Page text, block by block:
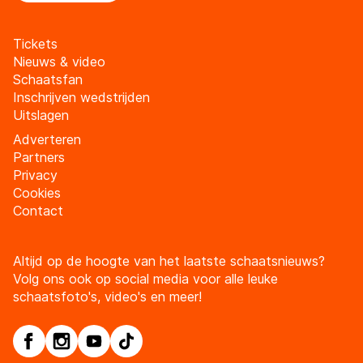
Tickets
Nieuws & video
Schaatsfan
Inschrijven wedstrijden
Uitslagen
Adverteren
Partners
Privacy
Cookies
Contact
Altijd op de hoogte van het laatste schaatsnieuws?
Volg ons ook op social media voor alle leuke
schaatsfoto's, video's en meer!